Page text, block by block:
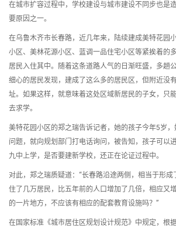
在城市扩容过程中，学校建设与城市建设不同步也是
要原因之一。
在乌鲁木齐市长春路，近几年来，陆续建成美特花园
小区、美林花源小区、蓝调一品住宅小区等紧挨着的
居民入住其中。随着这条道路人气的日渐旺盛，多趟
细心的居民发现，建成了这么多的居民区，但附近没
址。如果这样，就意味着这处区域新居民的子女，只
去求学。
美特花园小区的郑之瑞告诉记者，她的孩子今年5岁
问题，就向规划部门打电话询问，被告知，孩子可以
九中上学，是否要建新学校，还正在论证过程中。
对此，郑之瑞质疑道：“长春路沿途两侧，相当于形
住了几万居民，比五年前的人口增加了几倍，相应又
的一片地方，不应该有相应的配套教育设施吗？”
在国家标准《城市居住区规划设计规范》中规定，根